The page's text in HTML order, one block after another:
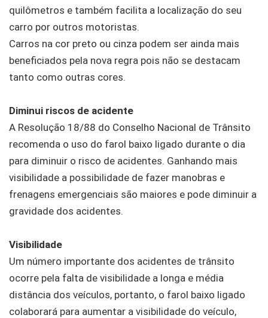
quilômetros e também facilita a localização do seu
carro por outros motoristas.
Carros na cor preto ou cinza podem ser ainda mais
beneficiados pela nova regra pois não se destacam
tanto como outras cores.
Diminui riscos de acidente
A Resolução 18/88 do Conselho Nacional de Trânsito
recomenda o uso do farol baixo ligado durante o dia
para diminuir o risco de acidentes. Ganhando mais
visibilidade a possibilidade de fazer manobras e
frenagens emergenciais são maiores e pode diminuir a
gravidade dos acidentes.
Visibilidade
Um número importante dos acidentes de trânsito
ocorre pela falta de visibilidade a longa e média
distância dos veículos, portanto, o farol baixo ligado
colaborará para aumentar a visibilidade do veículo,